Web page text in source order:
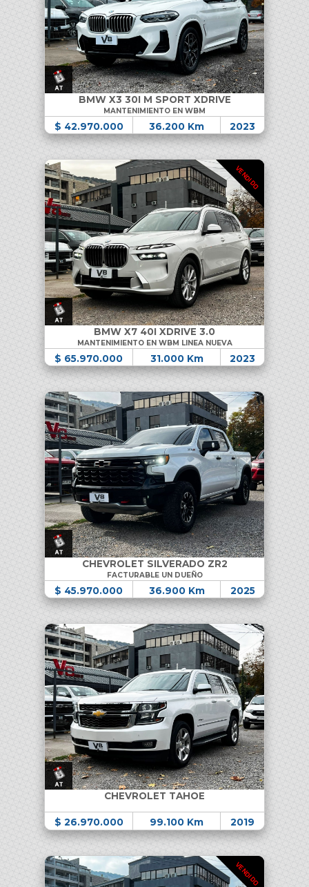
BMW X3 30I M SPORT XDRIVE
MANTENIMIENTO EN WBM
$ 42.970.000 36.200 Km 2023
VENDIDO
BMW X7 40I XDRIVE 3.0
MANTENIMIENTO EN WBM LINEA NUEVA
$ 65.970.000 31.000 Km 2023
CHEVROLET SILVERADO ZR2
FACTURABLE UN DUEÑO
$ 45.970.000 36.900 Km 2025
CHEVROLET TAHOE
$ 26.970.000 99.100 Km 2019
VENDIDO